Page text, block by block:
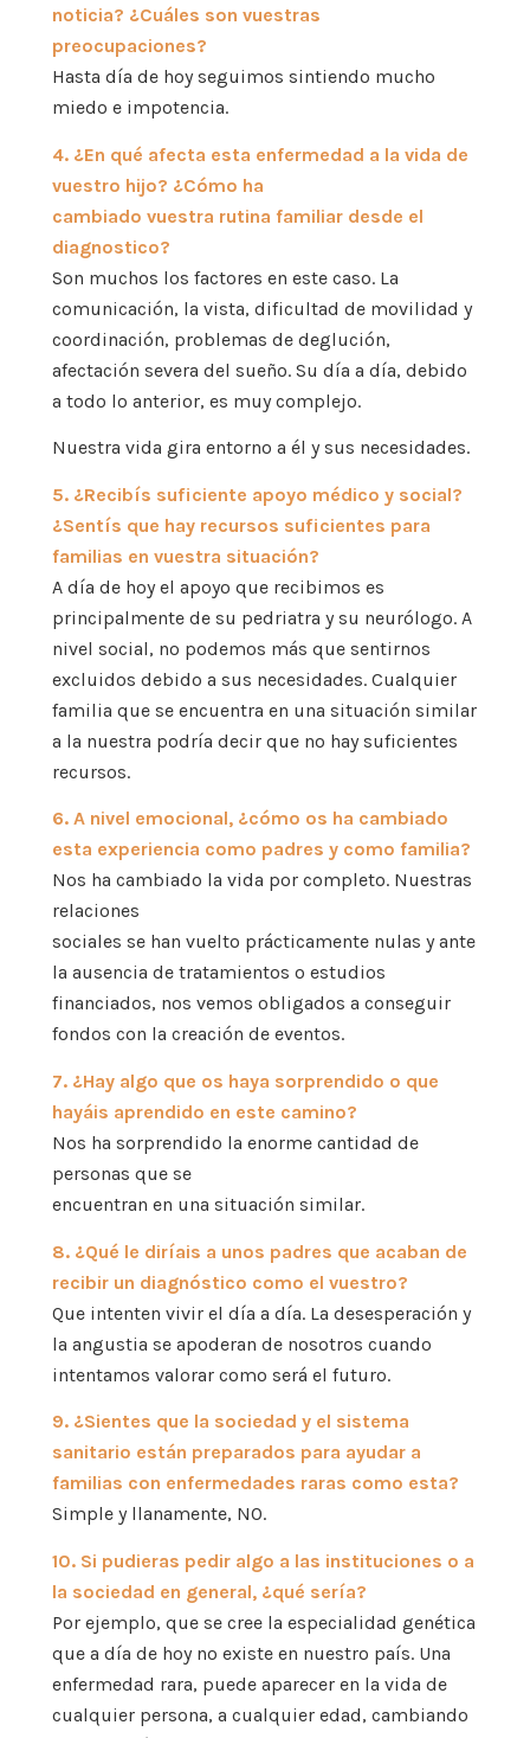
noticia? ¿Cuáles son vuestras
preocupaciones?
Hasta día de hoy seguimos sintiendo mucho
miedo e impotencia.
4. ¿En qué afecta esta enfermedad a la vida de
vuestro hijo? ¿Cómo ha
cambiado vuestra rutina familiar desde el
diagnostico?
Son muchos los factores en este caso. La
comunicación, la vista, dificultad de movilidad y
coordinación, problemas de deglución,
afectación severa del sueño. Su día a día, debido
a todo lo anterior, es muy complejo.
Nuestra vida gira entorno a él y sus necesidades.
5. ¿Recibís suficiente apoyo médico y social?
¿Sentís que hay recursos suficientes para
familias en vuestra situación?
A día de hoy el apoyo que recibimos es
principalmente de su pedriatra y su neurólogo. A
nivel social, no podemos más que sentirnos
excluidos debido a sus necesidades. Cualquier
familia que se encuentra en una situación similar
a la nuestra podría decir que no hay suficientes
recursos.
6. A nivel emocional, ¿cómo os ha cambiado
esta experiencia como padres y como familia?
Nos ha cambiado la vida por completo. Nuestras
relaciones
sociales se han vuelto prácticamente nulas y ante
la ausencia de tratamientos o estudios
financiados, nos vemos obligados a conseguir
fondos con la creación de eventos.
7. ¿Hay algo que os haya sorprendido o que
hayáis aprendido en este camino?
Nos ha sorprendido la enorme cantidad de
personas que se
encuentran en una situación similar.
8. ¿Qué le diríais a unos padres que acaban de
recibir un diagnóstico como el vuestro?
Que intenten vivir el día a día. La desesperación y
la angustia se apoderan de nosotros cuando
intentamos valorar como será el futuro.
9. ¿Sientes que la sociedad y el sistema
sanitario están preparados para ayudar a
familias con enfermedades raras como esta?
Simple y llanamente, NO.
10. Si pudieras pedir algo a las instituciones o a
la sociedad en general, ¿qué sería?
Por ejemplo, que se cree la especialidad genética
que a día de hoy no existe en nuestro país. Una
enfermedad rara, puede aparecer en la vida de
cualquier persona, a cualquier edad, cambiando